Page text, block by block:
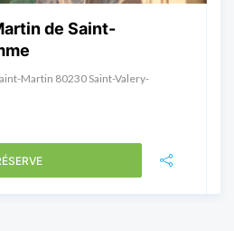
de Saint-
Martin 80230 Saint-Valery-